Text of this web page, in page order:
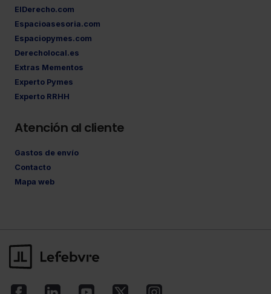
ElDerecho.com
Espacioasesoria.com
Espaciopymes.com
Derecholocal.es
Extras Mementos
Experto Pymes
Experto RRHH
Atención al cliente
Gastos de envío
Contacto
Mapa web